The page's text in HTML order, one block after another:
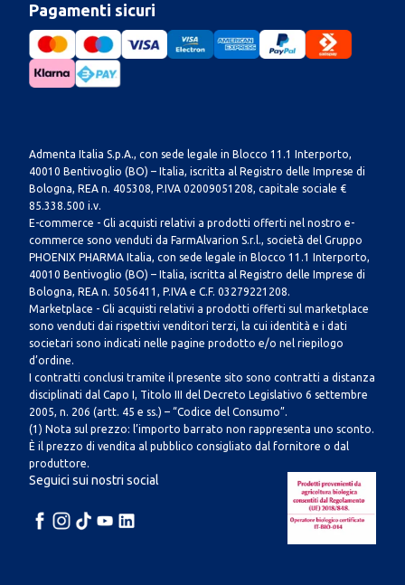
Pagamenti sicuri
Admenta Italia S.p.A., con sede legale in Blocco 11.1 Interporto,
40010 Bentivoglio (BO) – Italia, iscritta al Registro delle Imprese di
Bologna, REA n. 405308, P.IVA 02009051208, capitale sociale €
85.338.500 i.v.
E-commerce - Gli acquisti relativi a prodotti offerti nel nostro e-
commerce sono venduti da FarmAlvarion S.r.l., società del Gruppo
PHOENIX PHARMA Italia, con sede legale in Blocco 11.1 Interporto,
40010 Bentivoglio (BO) – Italia, iscritta al Registro delle Imprese di
Bologna, REA n. 5056411, P.IVA e C.F. 03279221208.
Marketplace - Gli acquisti relativi a prodotti offerti sul marketplace
sono venduti dai rispettivi venditori terzi, la cui identità e i dati
societari sono indicati nelle pagine prodotto e/o nel riepilogo
d’ordine.
I contratti conclusi tramite il presente sito sono contratti a distanza
disciplinati dal Capo I, Titolo III del Decreto Legislativo 6 settembre
2005, n. 206 (artt. 45 e ss.) – “Codice del Consumo”.
(1) Nota sul prezzo: l’importo barrato non rappresenta uno sconto.
È il prezzo di vendita al pubblico consigliato dal fornitore o dal
produttore.
Seguici sui nostri social